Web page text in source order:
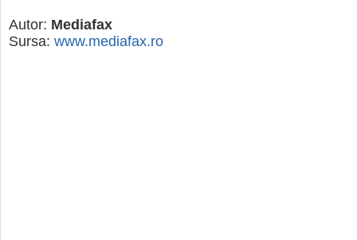
Autor: Mediafax
Sursa: www.mediafax.ro